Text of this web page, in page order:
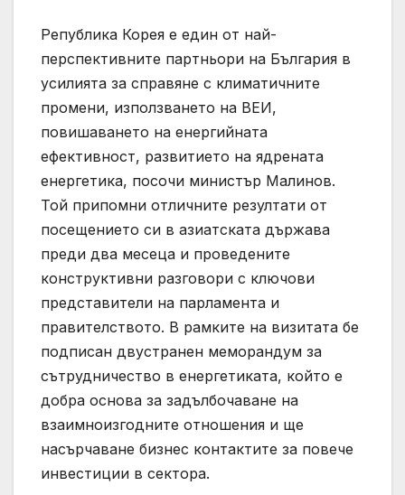
Република Корея е един от най-
перспективните партньори на България в
усилията за справяне с климатичните
промени, използването на ВЕИ,
повишаването на енергийната
ефективност, развитието на ядрената
енергетика, посочи министър Малинов.
Той припомни отличните резултати от
посещението си в азиатската държава
преди два месеца и проведените
конструктивни разговори с ключови
представители на парламента и
правителството. В рамките на визитата бе
подписан двустранен меморандум за
сътрудничество в енергетиката, който е
добра основа за задълбочаване на
взаимноизгодните отношения и ще
насърчаване бизнес контактите за повече
инвестиции в сектора.